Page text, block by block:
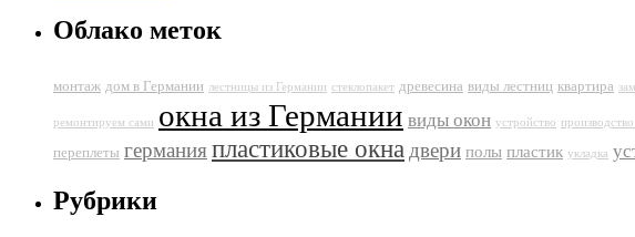
Облако меток
монтаж дом в Германии лестницы из Германии стеклопакет древесина виды лестниц квартира
ремонтируем сами окна из Германии виды окон устройство
переплеты германияпластиковые окна двери полы пластик укладка
Рубрики